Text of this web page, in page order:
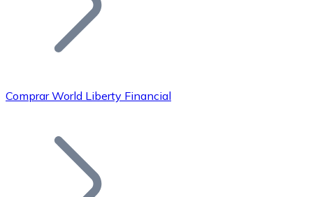
Bitcoin
Comprar World Liberty Financial